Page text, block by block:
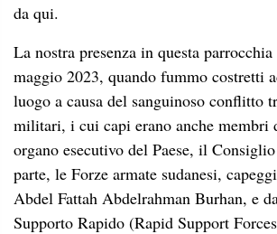
da qui.
La nostra presenza in questa
maggio 2023, quando fummo costretti
luogo a causa del sanguinoso conflitto
militari, i cui capi erano anche membri
organo esecutivo del Paese, il
parte, le Forze armate sudanesi,
Abdel Fattah Abdelrahman Burhan, e
Supporto Rapido (Rapid Support